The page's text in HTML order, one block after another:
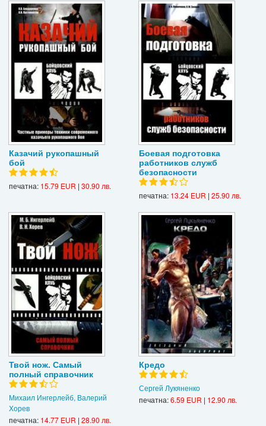
Казачий рукопашный
бой
печатна: 15.79 EUR | 30.90 лв.
Боевая подготовка
работников служб
безопасности
печатна: 13.24 EUR | 25.90 лв.
Твой нож. Самый
полный справочник
Михаил Ингерлейб, Валерий
Хорев
печатна: 14.77 EUR | 28.90 лв.
Кредо
Сергей Лукяненко
печатна:6.59 EUR | 12.90 лв.